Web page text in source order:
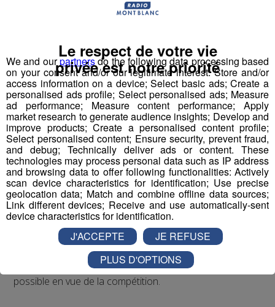
fabriquer un robot à partir d'un kit de pièces détachées
fourni par l'association organisatrice la compétition
"Robotique First France". Dans le cadre de TOP FAB, le
Groupe Mont Blanc Médias fait appel à4
établissements scolaires volontairesparticipant au
challenge en les associant à4 entreprises
industriellesd’envergure sur le territoire pour former
des binômes.
Pour mener à bien leur projet et tenter de
remporterla compétition nationale à Lyon le 22 mars,
ils pourront compter surle coaching de
l’association,et reconnue par la French Fab ; mais
égalementl’accompagnement de leurs entreprises
présentes en école et en accueillant les
classes pour visites, conseils et fabrication de pièces
nécessaires pour rendre le robot le plus performant
possible en vue de la compétition.
We and ourpartnersdo the following data processing based
on your consent and/or our legitimate interest: Store and/or
access information on a device; Select basic ads; Create a
personalised ads profile; Select personalised ads; Measure
ad performance; Measure content performance; Apply
market research to generate audience insights; Develop and
improve products; Create a personalised content profile;
Select personalised content; Ensure security, prevent fraud,
and debug; Technically deliver ads or content. These
technologies may process personal data such as IP address
and browsing data to offer following functionalities: Actively
scan device characteristics for identification; Use precise
geolocation data; Match and combine offline data sources;
Link different devices; Receive and use automatically-sent
device characteristics for identification.
Le respect de votre vie
privée est notre priorité
J'ACCEPTE
JE REFUSE
PLUS D'OPTIONS